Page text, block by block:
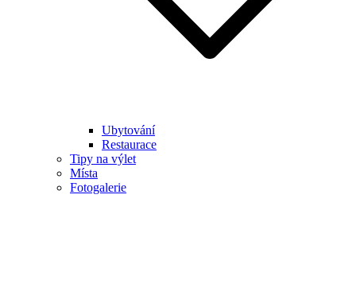
Ubytování
Restaurace
Tipy na výlet
Místa
Fotogalerie